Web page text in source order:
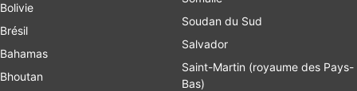
Bolivie
Brésil
Bahamas
Bhoutan
Soudan du Sud
Salvador
Saint-Martin (royaume des Pays-
Bas)